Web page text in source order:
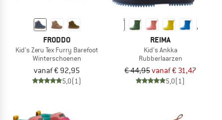
FRODDO
Kid's Zeru Tex Furry Barefoot
Winterschoenen
vanaf € 92,95
5,0(1)
REIMA
Kid's Ankka
Rubberlaarzen
€ 44,95vanaf € 31,47
5,0(1)